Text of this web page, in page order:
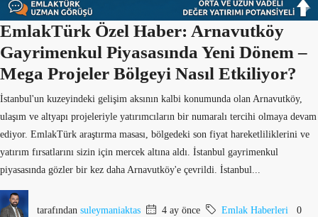
EmlakTürk Özel Haber: Arnavutköy
Gayrimenkul Piyasasında Yeni Dönem –
Mega Projeler Bölgeyi Nasıl Etkiliyor?
İstanbul'un kuzeyindeki gelişim aksının kalbi konumunda olan Arnavutköy,
ulaşım ve altyapı projeleriyle yatırımcıların bir numaralı tercihi olmaya devam
ediyor. EmlakTürk araştırma masası, bölgedeki son fiyat hareketliliklerini ve
yatırım fırsatlarını sizin için mercek altına aldı. İstanbul gayrimenkul
piyasasında gözler bir kez daha Arnavutköy'e çevrildi. İstanbul...
tarafından suleymaniaktas 4 ay önce Emlak Haberleri 0